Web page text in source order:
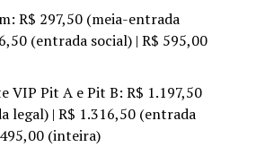
R$ 297,50 (meia-entrada
(entrada social) | R$ 595,00
VIP Pit A e Pit B: R$ 1.197,50
legal) | R$ 1.316,50 (entrada
(inteira)